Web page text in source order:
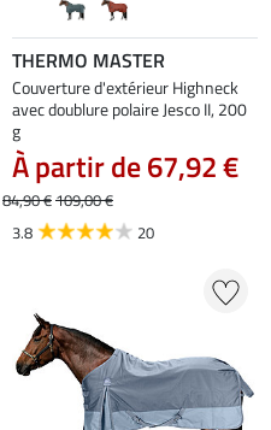
THERMO MASTER
Couverture d'extérieur Highneck
avec doublure polaire Jesco II, 200
g
À partir de 67,92 €
84,90 €109,00 €
3.8
20